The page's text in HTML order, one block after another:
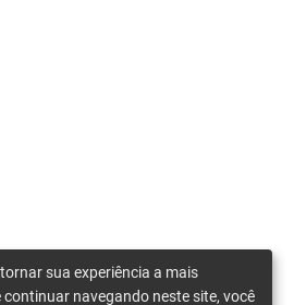
sua experiência a mais
continuar navegando neste site, você